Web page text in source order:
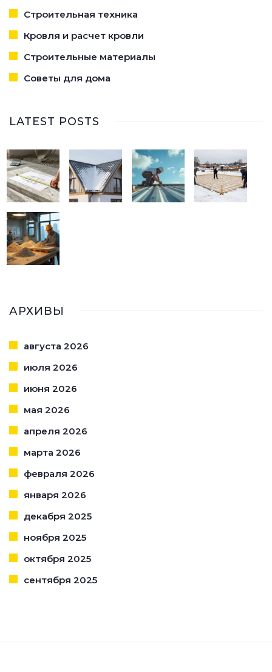
Строительная техника
Кровля и расчет кровли
Строительные материалы
Советы для дома
LATEST POSTS
АРХИВЫ
августа 2026
июля 2026
июня 2026
мая 2026
апреля 2026
марта 2026
февраля 2026
января 2026
декабря 2025
ноября 2025
октября 2025
сентября 2025